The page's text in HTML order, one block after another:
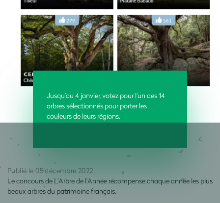
Jusqu’au 4 janvier, votez pour l‘un des 14
arbres sélectionnés pour porter les
couleurs de leurs régions.
Publié le 05 décembre 2022
Le concours de L'Arbre de l'Année récompense chaque année les plus
beaux arbres du patrimoine français.